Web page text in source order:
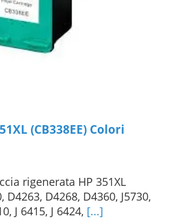
(CB338EE) Colori
rigenerata HP 351XL
D4268, D4360, J5730,
J 6415, J 6424, [...]